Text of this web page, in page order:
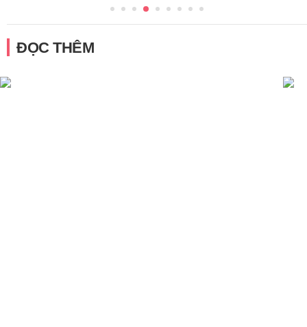
ĐỌC THÊM